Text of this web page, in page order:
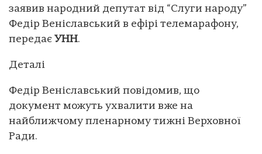
заявив народний депутат від “Слуги народу”
Федір Веніславський в ефірі телемарафону,
передає УНН.
Деталі
Федір Веніславський повідомив, що
документ можуть ухвалити вже на
найближчому пленарному тижні Верховної
Ради.